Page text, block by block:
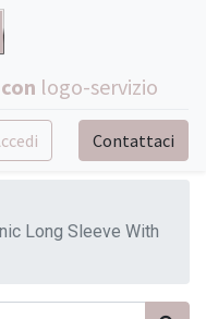
con logo-servizio
Contattaci
Long Sleeve With